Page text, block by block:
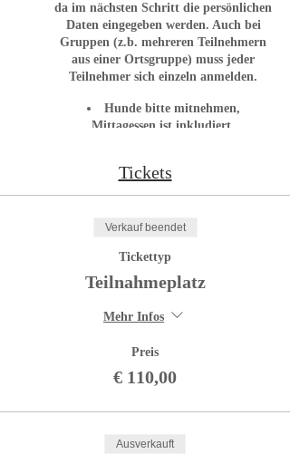
da im nächsten Schritt die persönlichen
Daten eingegeben werden. Auch bei
Gruppen (z.b. mehreren Teilnehmern
aus einer Ortsgruppe) muss jeder
Teilnehmer sich einzeln anmelden.
Hunde bitte mitnehmen,
Mittagessen ist inkludiert.
Tickets
Verkauf beendet
Tickettyp
Teilnahmeplatz
Mehr Infos
Preis
€ 110,00
Ausverkauft